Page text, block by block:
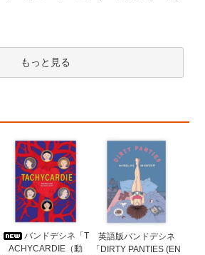
もっと見る
バンドデシネ「T
ACHYCARDIE（動
英語版バンドデシネ
「DIRTY PANTIES (EN